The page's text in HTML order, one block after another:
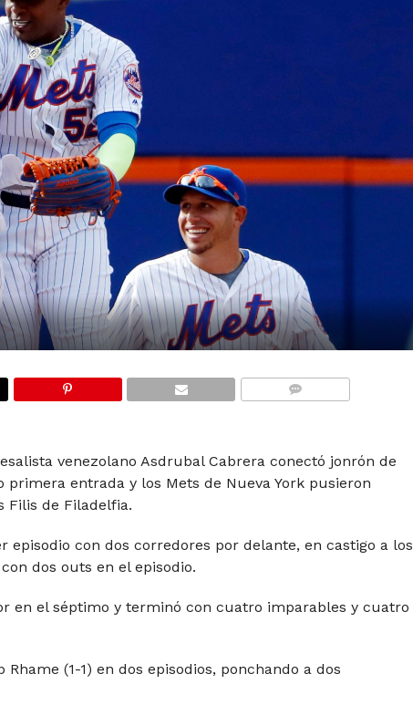
venezolano Asdrubal Cabrera conectó jonrón de
entrada y los Mets de Nueva York pusieron
Filis de Filadelfia.
episodio con dos corredores por delante, en castigo a los
dos outs en el episodio.
en el séptimo y terminó con cuatro imparables y cuatro
(1-1) en dos episodios, ponchando a dos